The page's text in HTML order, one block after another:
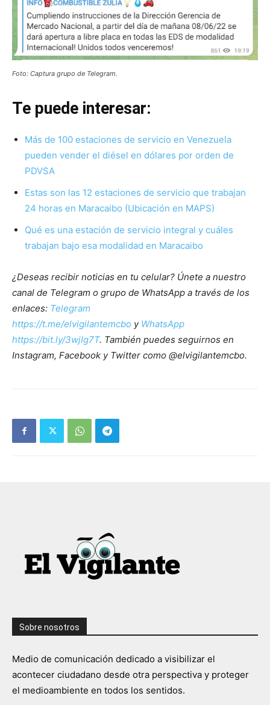
Foto: Captura grupo de Telegram.
Te puede interesar:
Más de 100 estaciones de servicio en Venezuela
pueden vender el diésel en dólares por orden de
PDVSA
Estas son las 12 estaciones de servicio que trabajan
24 horas en Maracaibo (Ubicación en MAPS)
Qué es una estación de servicio integral y cuáles
trabajan bajo esa modalidad en Maracaibo
¿Deseas recibir noticias en tu celular? Únete a nuestro
canal de Telegram o grupo de WhatsApp a través de los
enlaces: Telegram
https://t.me/elvigilantemcbo y WhatsApp
https://bit.ly/3wjIg7T. También puedes seguirnos en
Instagram, Facebook y Twitter como @elvigilantemcbo.
Sobre nosotros
Medio de comunicación dedicado a visibilizar el
acontecer ciudadano desde otra perspectiva y proteger
el medioambiente en todos los sentidos.